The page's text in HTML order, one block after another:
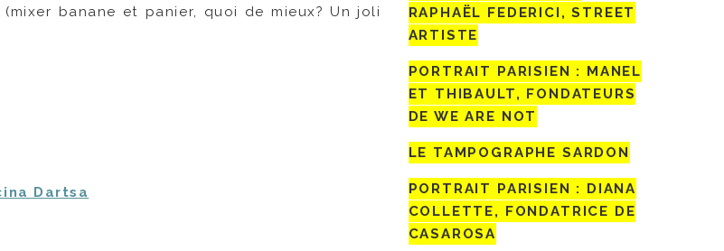
(mixer banane et panier, quoi de mieux? Un joli
Dartsa
RAPHAËL FEDERICI, STREET
ARTISTE
PORTRAIT PARISIEN : MANEL
ET THIBAULT, FONDATEURS
DE WE ARE NOT
LE TAMPOGRAPHE SARDON
PORTRAIT PARISIEN : DIANA
COLLETTE, FONDATRICE DE
CASAROSA